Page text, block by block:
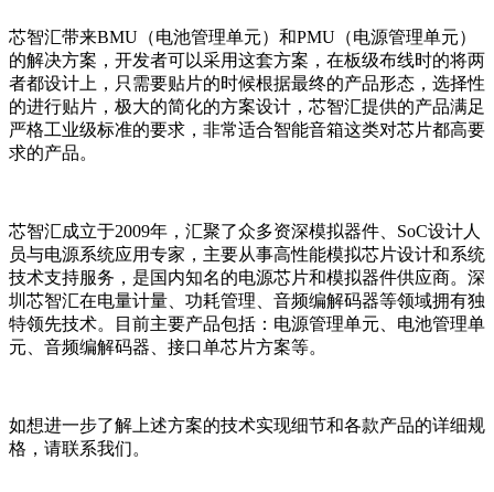
芯智汇带来BMU（电池管理单元）和PMU（电源管理单元）
的解决方案，开发者可以采用这套方案，在板级布线时的将两
者都设计上，只需要贴片的时候根据最终的产品形态，选择性
的进行贴片，极大的简化的方案设计，芯智汇提供的产品满足
严格工业级标准的要求，非常适合智能音箱这类对芯片都高要
求的产品。
芯智汇成立于2009年，汇聚了众多资深模拟器件、SoC设计人
员与电源系统应用专家，主要从事高性能模拟芯片设计和系统
技术支持服务，是国内知名的电源芯片和模拟器件供应商。深
圳芯智汇在电量计量、功耗管理、音频编解码器等领域拥有独
特领先技术。目前主要产品包括：电源管理单元、电池管理单
元、音频编解码器、接口单芯片方案等。
如想进一步了解上述方案的技术实现细节和各款产品的详细规
格，请联系我们。